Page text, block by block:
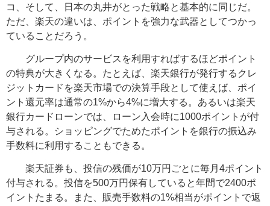
コ、そして、日本の丸井がとった戦略と基本的に同じだ。
ただ、楽天の違いは、ポイントを強力な武器としてつかっ
ていることだろう。
グループ内のサービスを利用すればするほどポイント
の特典が大きくなる。 たとえば、楽天銀行が発行するクレ
ジットカードを楽天市場での決算手段として使えば、ポイ
ント還元率は通常の1%から4%に増大する。あるいは楽天
銀行カードローンでは、ローン入会時に1000ポイントが付
与される。ショッピングでためたポイントを銀行の振込み
手数料に利用することもできる。
楽天証券も、投信の残価が10万円ごとに毎月4ポイント
付与される。投信を500万円保有していると年間で2400ポ
イントたまる。また、販売手数料の1%相当がポイントで返